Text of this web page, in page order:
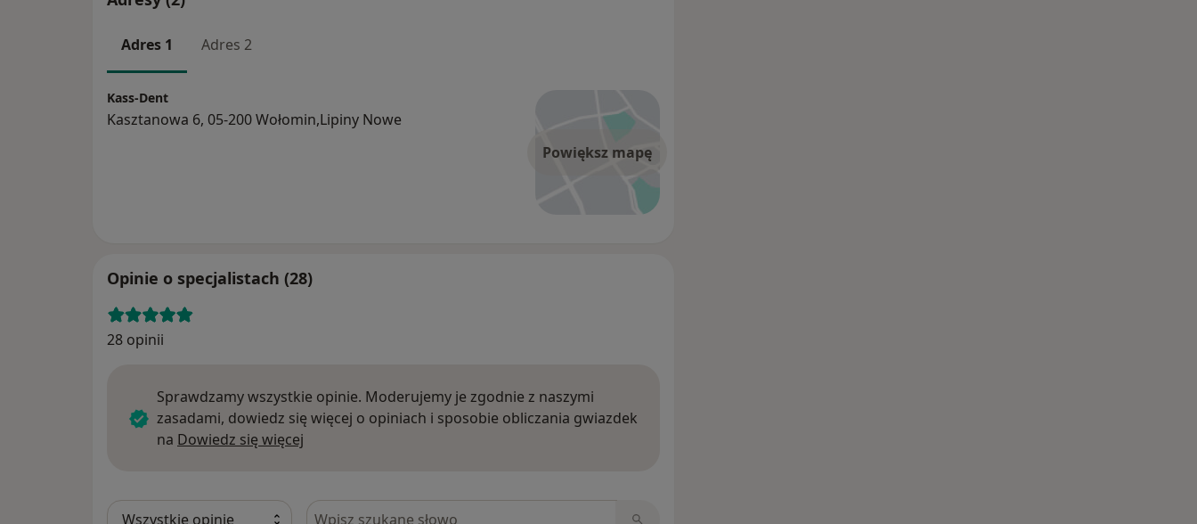
Adres 1 Adres 2
Powiększ mapę
Kass-Dent
Kasztanowa 6, 05-200 Wołomin,Lipiny Nowe
Opinie o specjalistach (28)
28 opinii
Sprawdzamy wszystkie opinie. Moderujemy je zgodnie z naszymi
zasadami, dowiedz się więcej o opiniach i sposobie obliczania gwiazdek
na Dowiedz się więcej
Szukaj w opiniach